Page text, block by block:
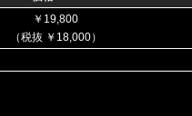
￥19,800
（税抜 ￥18,000）